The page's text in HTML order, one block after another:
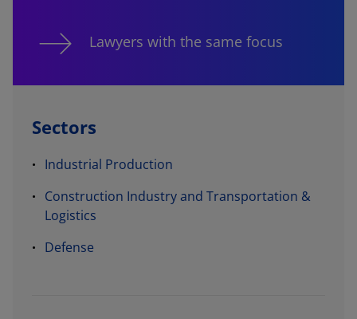
Lawyers with the same focus
Sectors
Industrial Production
Construction Industry and Transportation &
Logistics
Defense